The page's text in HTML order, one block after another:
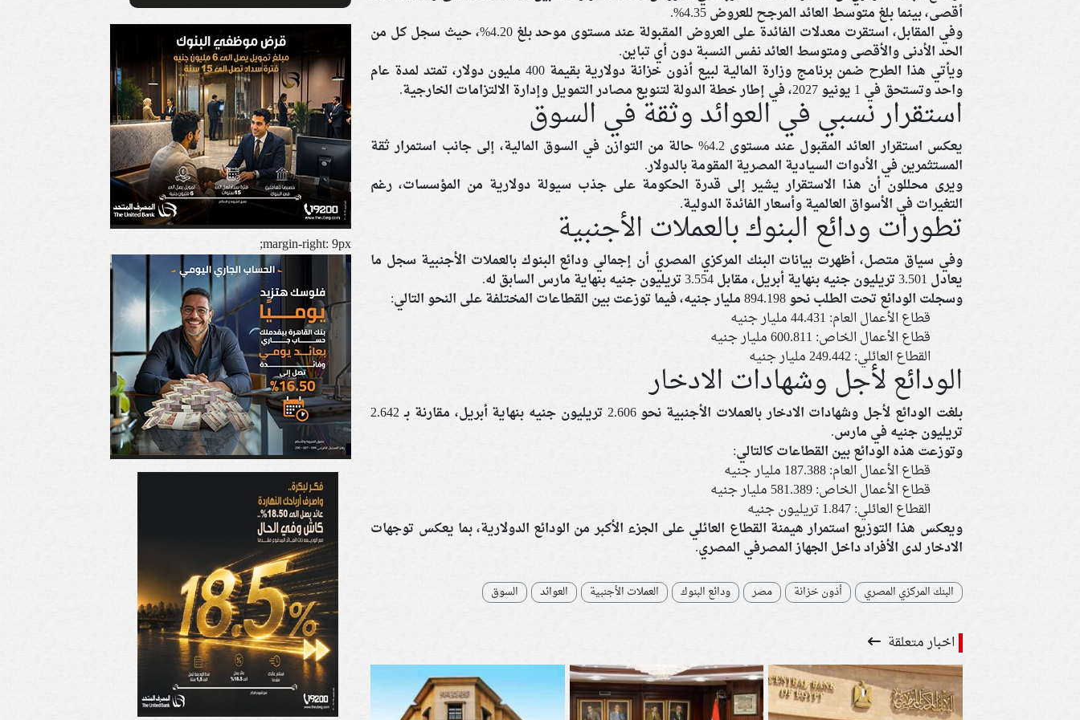
أقصى، بينما بلغ متوسط العائد المرجح للعروض 4.35%.
وفي المقابل، استقرت معدلات الفائدة على العروض المقبولة عند مستوى موحد بلغ 4.20%، حيث سجل كل من
الحد الأدنى والأقصى ومتوسط العائد نفس النسبة دون أي تباين.
ويأتي هذا الطرح ضمن برنامج وزارة المالية لبيع أذون خزانة دولارية بقيمة 400 مليون دولار، تمتد لمدة عام
واحد وتستحق في 1 يونيو 2027، في إطار خطة الدولة لتنويع مصادر التمويل وإدارة الالتزامات الخارجية.
استقرار نسبي في العوائد وثقة في السوق
يعكس استقرار العائد المقبول عند مستوى 4.2% حالة من التوازن في السوق المالية، إلى جانب استمرار ثقة
المستثمرين في الأدوات السيادية المصرية المقومة بالدولار.
ويرى محللون أن هذا الاستقرار يشير إلى قدرة الحكومة على جذب سيولة دولارية من المؤسسات، رغم
التغيرات في الأسواق العالمية وأسعار الفائدة الدولية.
تطورات ودائع البنوك بالعملات الأجنبية
وفي سياق متصل، أظهرت بيانات البنك المركزي المصري أن إجمالي ودائع البنوك بالعملات الأجنبية سجل ما
يعادل 3.501 تريليون جنيه بنهاية أبريل، مقابل 3.554 تريليون جنيه بنهاية مارس السابق له.
وسجلت الودائع تحت الطلب نحو 894.198 مليار جنيه، فيما توزعت بين القطاعات المختلفة على النحو التالي:
قطاع الأعمال العام: 44.431 مليار جنيه
قطاع الأعمال الخاص: 600.811 مليار جنيه
القطاع العائلي: 249.442 مليار جنيه
الودائع لأجل وشهادات الادخار
بلغت الودائع لأجل وشهادات الادخار بالعملات الأجنبية نحو 2.606 تريليون جنيه بنهاية أبريل، مقارنة بـ 2.642
تريليون جنيه في مارس.
وتوزعت هذه الودائع بين القطاعات كالتالي:
قطاع الأعمال العام: 187.388 مليار جنيه
قطاع الأعمال الخاص: 581.389 مليار جنيه
القطاع العائلي: 1.847 تريليون جنيه
ويعكس هذا التوزيع استمرار هيمنة القطاع العائلي على الجزء الأكبر من الودائع الدولارية، بما يعكس توجهات
الادخار لدى الأفراد داخل الجهاز المصرفي المصري.
البنك المركزي المصري أذون خزانة مصر ودائع البنوك العملات الأجنبية العوائد السوق
اخبار متعلقة
margin-right: 9px;